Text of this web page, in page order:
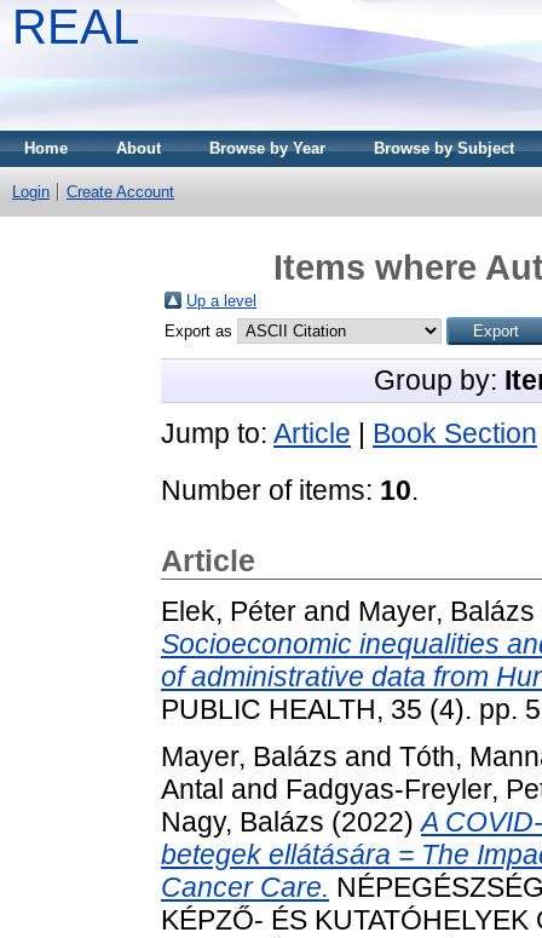
REAL
Home About Browse by Year Browse by Subject
Login Create Account
Items where
Up a level
Export as
Group by:
Jump to: Article | Book Section
Number of items: 10.
Article
Elek, Péter and Mayer, Balázs
Socioeconomic inequalities
of administrative data from
PUBLIC HEALTH, 35 (4). pp.
Mayer, Balázs and Tóth,
Antal and Fadgyas-Freyler,
Nagy, Balázs (2022)A
betegek ellátására = The
Cancer Care.
KÉPZŐ- ÉS